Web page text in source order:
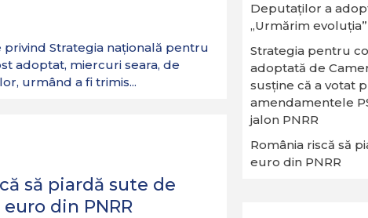
Strategia națională pentru
adoptat, miercuri seara, de
urmând a fi trimis...
să piardă sute de
din PNRR
Deputaților a
„Urmărim evoluția”
Strategia pentru
adoptată de
susține că a votat
amendamentele
jalon PNRR
România riscă să
euro din PNRR